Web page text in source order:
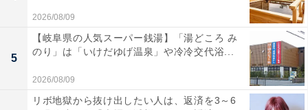
2026/08/09
5
【岐阜県の人気スーパー銭湯】「湯どころ み
のり」は「いけだゆげ温泉」や冷冷交代浴...
2026/08/09
リボ地獄から抜け出したい人は、返済を3～6